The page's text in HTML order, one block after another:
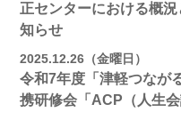
正センターにおける概
知らせ
2025.12.26（金曜日）
令和7年度「津軽つなが
携研修会「ACP（人生